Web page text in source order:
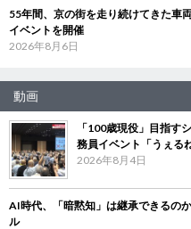
55年間、京の街を走り続けてきた
イベントを開催
2026年8月6日
動画
「100歳現役」目指
務員イベント「うぇる
2026年8月4日
AI時代、「暗黙知」は継承できるの
ル